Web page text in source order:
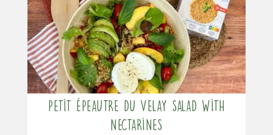
Petit Épeautre du Velay salad with
nectarines